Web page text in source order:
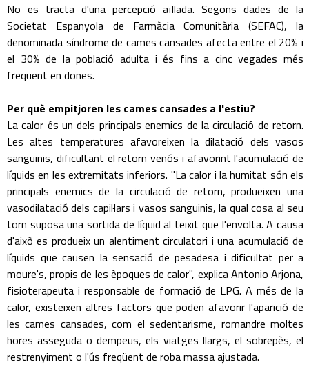
No es tracta d'una percepció aïllada. Segons dades de la
Societat Espanyola de Farmàcia Comunitària (SEFAC), la
denominada síndrome de cames cansades afecta entre el 20% i
el 30% de la població adulta i és fins a cinc vegades més
freqüent en dones.
Per què empitjoren les cames cansades a l'estiu?
La calor és un dels principals enemics de la circulació de retorn.
Les altes temperatures afavoreixen la dilatació dels vasos
sanguinis, dificultant el retorn venós i afavorint l'acumulació de
líquids en les extremitats inferiors. "La calor i la humitat són els
principals enemics de la circulació de retorn, produeixen una
vasodilatació dels capil·lars i vasos sanguinis, la qual cosa al seu
torn suposa una sortida de líquid al teixit que l'envolta. A causa
d'això es produeix un alentiment circulatori i una acumulació de
líquids que causen la sensació de pesadesa i dificultat per a
moure's, propis de les èpoques de calor", explica Antonio Arjona,
fisioterapeuta i responsable de formació de LPG. A més de la
calor, existeixen altres factors que poden afavorir l'aparició de
les cames cansades, com el sedentarisme, romandre moltes
hores asseguda o dempeus, els viatges llargs, el sobrepès, el
restrenyiment o l'ús freqüent de roba massa ajustada.